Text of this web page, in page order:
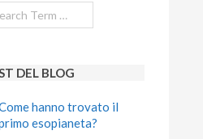
DEL BLOG
hanno trovato il
esopianeta?